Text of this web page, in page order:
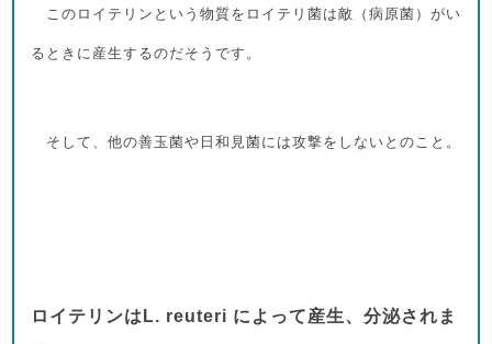
このロイテリンという物質をロイテリ菌は敵（病原菌）がい
るときに産生するのだそうです。
そして、他の善玉菌や日和見菌には攻撃をしないとのこと。
ロイテリンはL. reuteri によって産生、分泌されま